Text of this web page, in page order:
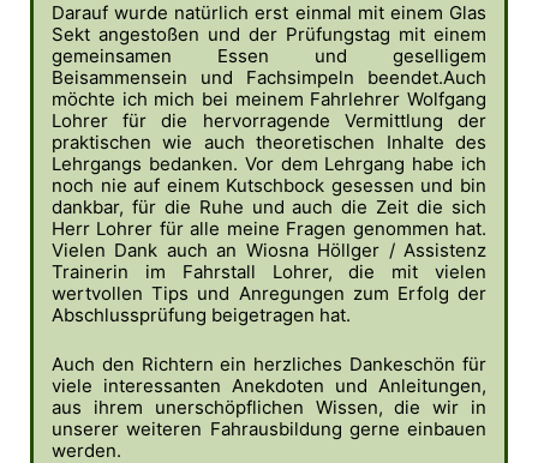
Darauf wurde natürlich erst einmal mit einem Glas
Sekt angestoßen und der Prüfungstag mit einem
gemeinsamen Essen und geselligem
Beisammensein und Fachsimpeln beendet.Auch
möchte ich mich bei meinem Fahrlehrer Wolfgang
Lohrer für die hervorragende Vermittlung der
praktischen wie auch theoretischen Inhalte des
Lehrgangs bedanken. Vor dem Lehrgang habe ich
noch nie auf einem Kutschbock gesessen und bin
dankbar, für die Ruhe und auch die Zeit die sich
Herr Lohrer für alle meine Fragen genommen hat.
Vielen Dank auch an Wiosna Höllger / Assistenz
Trainerin im Fahrstall Lohrer, die mit vielen
wertvollen Tips und Anregungen zum Erfolg der
Abschlussprüfung beigetragen hat.
Auch den Richtern ein herzliches Dankeschön für
viele interessanten Anekdoten und Anleitungen,
aus ihrem unerschöpflichen Wissen, die wir in
unserer weiteren Fahrausbildung gerne einbauen
werden.